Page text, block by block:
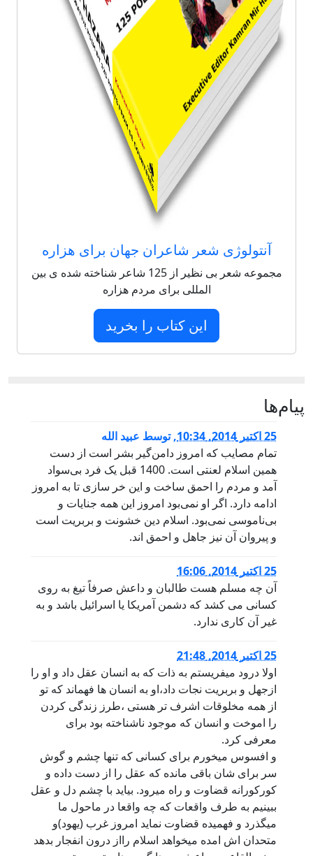
آنتولوژی شعر شاعران جهان برای هزاره
مجموعه شعر بی نظیر از 125 شاعر شناخته شده ی بین
المللی برای مردم هزاره
این کتاب را بخرید
پيام‌ها
25 اكتبر 2014, 10:34 ,توسط عبید الله
تمام مصایب که امروز دامن‌گیر بشر است از دست
همین اسلام لعنتی است. 1400 قبل یک فرد بی‌سواد
آمد و مردم را احمق ساخت و این خر سازی تا به امروز
ادامه دارد. اگر او نمی‌بود امروز این همه جنایات و
بی‌ناموسی نمی‌بود. اسلام دین خشونت و بربریت است
و پیروان آن نیز جاهل و احمق اند.
25 اكتبر 2014, 16:06
آن چه مسلم هست طالبان و داعش صرفاً تيغ به روی
کسانی می کشد که دشمن آمريکا يا اسرائيل باشد و به
غير آن کاری ندارد.
25 اكتبر 2014, 21:48
اولا درود میفریستم به ذات که به انسان عقل داد و او را
ازجهل و بربریت نجات داد،او به انسان ها فهماند که تو
از همه مخلوقات اشرف تر هستی ،طرز زندگی کردن
را اموخت و انسان که موجود ناشناخته بود برای
معرفی کرد.
و افسوس میخورم برای کسانی که تنها چشم و گوش
سر برای شان باقی مانده که عقل را از دست داده و
کورکورانه قضاوت و راه میرود. بیاید با چشم دل و عقل
ببینیم به طرف واقعات که چه واقعا در ماحول ما
میگذرد و فهمیده قضاوت نماید امروز غرب (یهود)و
متحدان اش امده میخواهد اسلام رااز درون انفجار بدهد